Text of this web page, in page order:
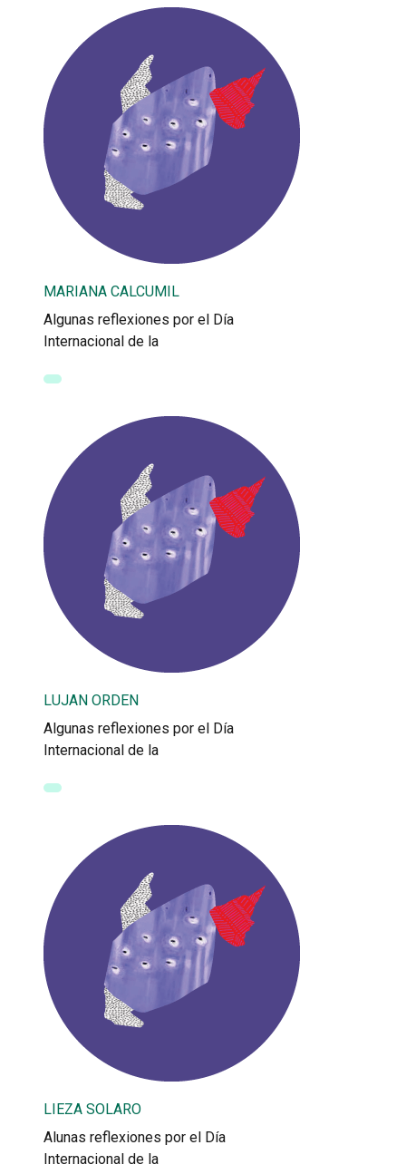
MARIANA CALCUMIL
Algunas reflexiones por el Día
Internacional de la
LUJAN ORDEN
Algunas reflexiones por el Día
Internacional de la
LIEZA SOLARO
Alunas reflexiones por el Día
Internacional de la